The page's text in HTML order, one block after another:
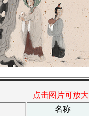
点击图片可放大
名称